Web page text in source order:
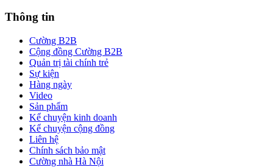
Thông tin
Cường B2B
Cộng đồng Cường B2B
Quản trị tài chính trẻ
Sự kiện
Hàng ngày
Video
Sản phẩm
Kể chuyện kinh doanh
Kể chuyện cộng đồng
Liên hệ
Chính sách bảo mật
Cường nhà Hà Nội